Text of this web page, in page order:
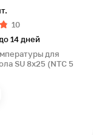
10
14 дней
для
SU 8х25 (NTC 5